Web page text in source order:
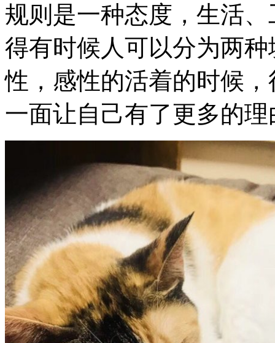
规则是一种态度，生活
得有时候人可以分为两
性，感性的活着的时候
一面让自己有了更多的